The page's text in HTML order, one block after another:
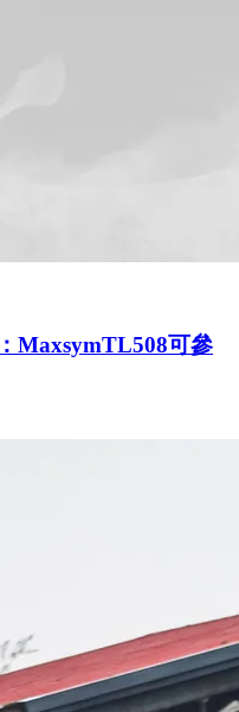
MaxsymTL508可參